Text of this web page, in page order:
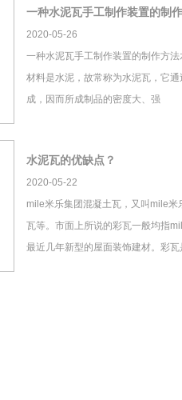
一种水泥瓦手工制作装置的制
2020-05-26
一种水泥瓦手工制作装置的制作方
材料是水泥，故常称为水泥瓦，它
成，因而所成制品的密度大、强
水泥瓦的优缺点？
2020-05-22
mile米乐集团混凝土瓦，又叫mile米
瓦等。市面上所说的彩瓦一般均指
最近几年新型的屋面装饰建材。彩